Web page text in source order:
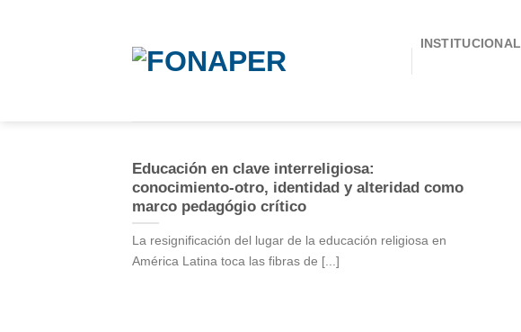
INSTITUCIONAL
Educación en clave interreligiosa:
conocimiento-otro, identidad y alteridad como
marco pedagógio crítico
La resignificación del lugar de la educación religiosa en
América Latina toca las fibras de [...]